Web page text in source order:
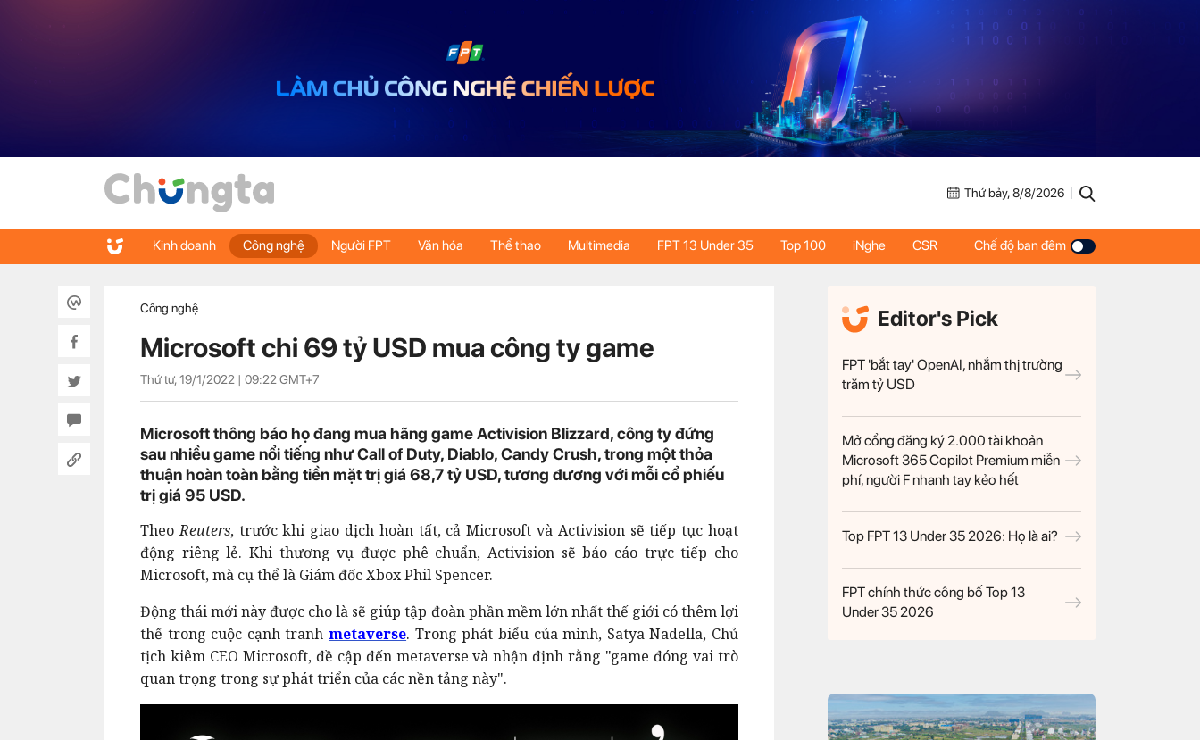
Thứ bảy, 8/8/2026
Kinh doanh Công nghệ Người FPT Văn hóa Thể thao Multimedia FPT 13 Under 35 Top 100 iNghe CSR Chế độ ban đêm
Công nghệ
Microsoft chi 69 tỷ USD mua công ty game
Thứ tư, 19/1/2022 | 09:22 GMT+7
Microsoft thông báo họ đang mua hãng game Activision Blizzard, công ty đứng
sau nhiều game nổi tiếng như Call of Duty, Diablo, Candy Crush, trong một thỏa
thuận hoàn toàn bằng tiền mặt trị giá 68,7 tỷ USD, tương đương với mỗi cổ phiếu
trị giá 95 USD.
TheoReuters, trước khi giao dịch hoàn tất, cả Microsoft và Activision sẽ tiếp tục hoạt
động riêng lẻ. Khi thương vụ được phê chuẩn, Activision sẽ báo cáo trực tiếp cho
Microsoft, mà cụ thể là Giám đốc Xbox Phil Spencer.
Động thái mới này được cho là sẽ giúp tập đoàn phần mềm lớn nhất thế giới có thêm lợi
thế trong cuộc cạnh tranhmetaverse. Trong phát biểu của mình, Satya Nadella, Chủ
tịch kiêm CEO Microsoft, đề cập đến metaverse và nhận định rằng "game đóng vai trò
quan trọng trong sự phát triển của các nền tảng này".
Editor's Pick
FPT 'bắt tay' OpenAI, nhắm thị trường
trăm tỷ USD
Mở cổng đăng ký 2.000 tài khoản
Microsoft 365 Copilot Premium miễn
phí, người F nhanh tay kẻo hết
Top FPT 13 Under 35 2026: Họ là ai?
FPT chính thức công bố Top 13
Under 35 2026